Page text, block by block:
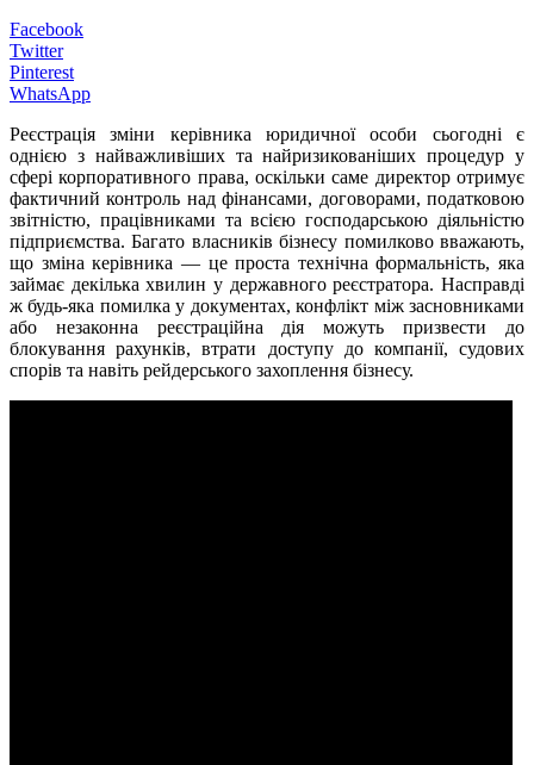
Facebook
Twitter
Pinterest
WhatsApp
Реєстрація зміни керівника юридичної особи сьогодні є
однією з найважливіших та найризикованіших процедур у
сфері корпоративного права, оскільки саме директор отримує
фактичний контроль над фінансами, договорами, податковою
звітністю, працівниками та всією господарською діяльністю
підприємства. Багато власників бізнесу помилково вважають,
що зміна керівника — це проста технічна формальність, яка
займає декілька хвилин у державного реєстратора. Насправді
ж будь-яка помилка у документах, конфлікт між засновниками
або незаконна реєстраційна дія можуть призвести до
блокування рахунків, втрати доступу до компанії, судових
спорів та навіть рейдерського захоплення бізнесу.